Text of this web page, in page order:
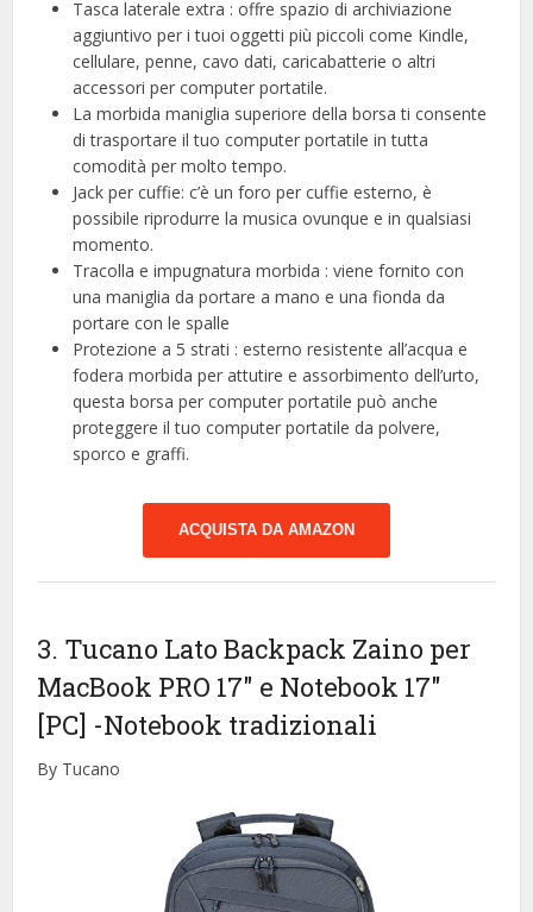
Tasca laterale extra : offre spazio di archiviazione
aggiuntivo per i tuoi oggetti più piccoli come Kindle,
cellulare, penne, cavo dati, caricabatterie o altri
accessori per computer portatile.
La morbida maniglia superiore della borsa ti consente
di trasportare il tuo computer portatile in tutta
comodità per molto tempo.
Jack per cuffie: c’è un foro per cuffie esterno, è
possibile riprodurre la musica ovunque e in qualsiasi
momento.
Tracolla e impugnatura morbida : viene fornito con
una maniglia da portare a mano e una fionda da
portare con le spalle
Protezione a 5 strati : esterno resistente all’acqua e
fodera morbida per attutire e assorbimento dell’urto,
questa borsa per computer portatile può anche
proteggere il tuo computer portatile da polvere,
sporco e graffi.
ACQUISTA DA AMAZON
3. Tucano Lato Backpack Zaino per
MacBook PRO 17″ e Notebook 17″
[PC] -Notebook tradizionali
By Tucano